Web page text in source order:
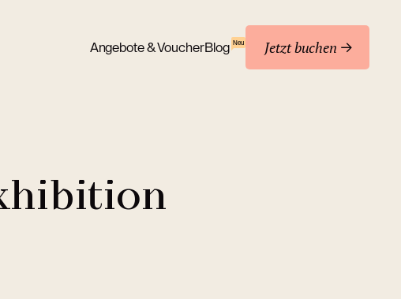
Jetzt buchen
Angebote & VoucherBlog Neu